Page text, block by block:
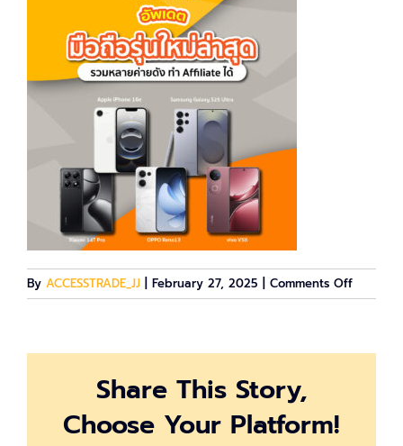
By ACCESSTRADE_JJ February 27, 2025 Comments Offon
smart-
Share This Story,
Choose Your Platform!